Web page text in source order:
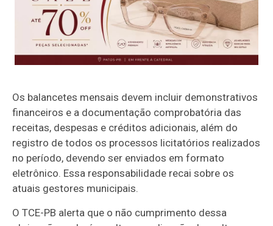
Os balancetes mensais devem incluir demonstrativos
financeiros e a documentação comprobatória das
receitas, despesas e créditos adicionais, além do
registro de todos os processos licitatórios realizados
no período, devendo ser enviados em formato
eletrônico. Essa responsabilidade recai sobre os
atuais gestores municipais.
O TCE-PB alerta que o não cumprimento dessa